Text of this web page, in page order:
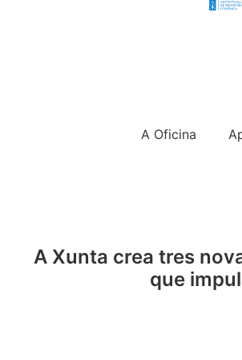
A Oficina
A Xunta crea tres
que